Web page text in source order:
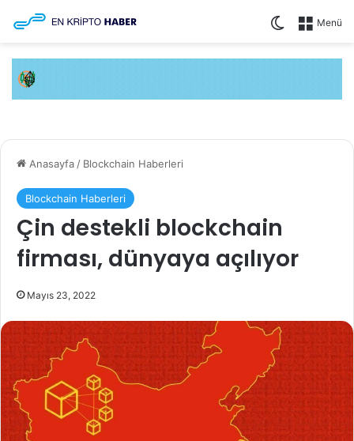
Menü
Dış
Anasayfa / Blockchain Haberleri
Blockchain Haberleri
Çin destekli blockchain
firması, dünyaya açılıyor
Mayıs 23, 2022